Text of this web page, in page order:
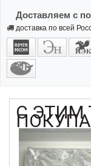
Доставляем с
доставка по всей
С ЭТИМ